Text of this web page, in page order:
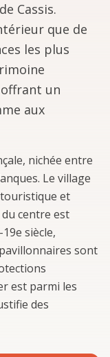
Cassis.
que de
les plus
un
aux
nichée entre
Le village
et
centre est
siècle,
sont
est parmi les
des